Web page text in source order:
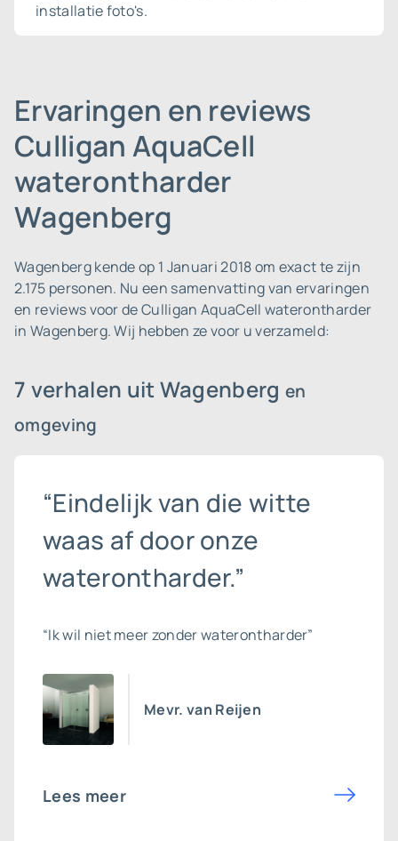
installatie foto's.
Ervaringen en reviews
Culligan AquaCell
waterontharder
Wagenberg
Wagenberg kende op 1 Januari 2018 om exact te zijn
2.175 personen. Nu een samenvatting van ervaringen
en reviews voor de Culligan AquaCell waterontharder
in Wagenberg. Wij hebben ze voor u verzameld:
7 verhalen uit Wagenberg en
omgeving
“Eindelijk van die witte
waas af door onze
waterontharder.”
“Ik wil niet meer zonder waterontharder”
Mevr. van Reijen
Lees meer